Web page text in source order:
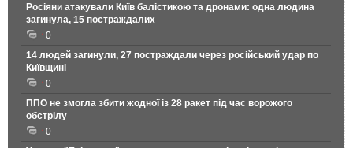
Росіяни атакували Київ балістикою та дронами: одна людина
загинула, 15 постраждалих
0
14 людей загинули, 27 постраждали через російський удар по
Київщині
0
ППО не змогла збити жодної із 28 ракет під час ворожого
обстрілу
0